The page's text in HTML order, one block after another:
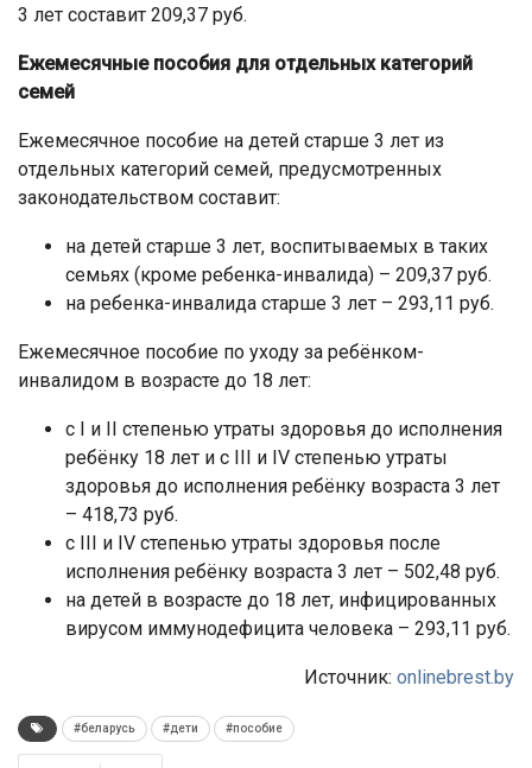
3 лет составит 209,37 руб.
Ежемесячные пособия для отдельных категорий
семей
Ежемесячное пособие на детей старше 3 лет из
отдельных категорий семей, предусмотренных
законодательством составит:
на детей старше 3 лет, воспитываемых в таких
семьях (кроме ребенка-инвалида) – 209,37 руб.
на ребенка-инвалида старше 3 лет – 293,11 руб.
Ежемесячное пособие по уходу за ребёнком-
инвалидом в возрасте до 18 лет:
с I и II степенью утраты здоровья до исполнения
ребёнку 18 лет и с III и IV степенью утраты
здоровья до исполнения ребёнку возраста 3 лет
– 418,73 руб.
с III и IV степенью утраты здоровья после
исполнения ребёнку возраста 3 лет – 502,48 руб.
на детей в возрасте до 18 лет, инфицированных
вирусом иммунодефицита человека – 293,11 руб.
Источник: onlinebrest.by
#беларусь #дети #пособие